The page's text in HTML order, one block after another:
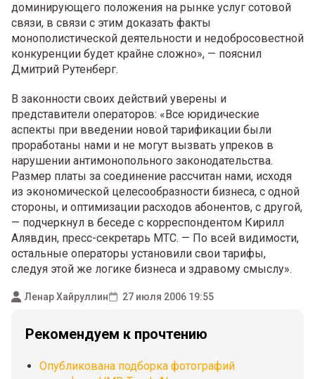
доминирующего положения на рынке услуг сотовой
связи, в связи с этим доказать факты
монополистической деятельности и недобросовестной
конкуренции будет крайне сложно», — пояснил
Дмитрий Рутенберг.
В законности своих действий уверены и
представители операторов: «Все юридические
аспекты при введении новой тарификации были
проработаны нами и не могут вызвать упреков в
нарушении антимонопольного законодательства.
Размер платы за соединение рассчитан нами, исходя
из экономической целесообразности бизнеса, с одной
стороны, и оптимизации расходов абонентов, с другой,
— подчеркнул в беседе с корреспондентом Кирилл
Алявдин, пресс-секретарь МТС. — По всей видимости,
остальные операторы установили свои тарифы,
следуя этой же логике бизнеса и здравому смыслу».
Ленар Хайруллин 27 июля 2006 19:55
Рекомендуем к прочтению
Опубликована подборка фотографий